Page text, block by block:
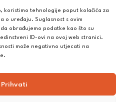
koristimo tehnologije poput kolačića za
o uređaju. Suglasnost s ovim
obrađujemo podatke kao što su
ID-ovi na ovoj web stranici.
može negativno utjecati na
Prihvati
prilikom preuzimanja, CorvusPay